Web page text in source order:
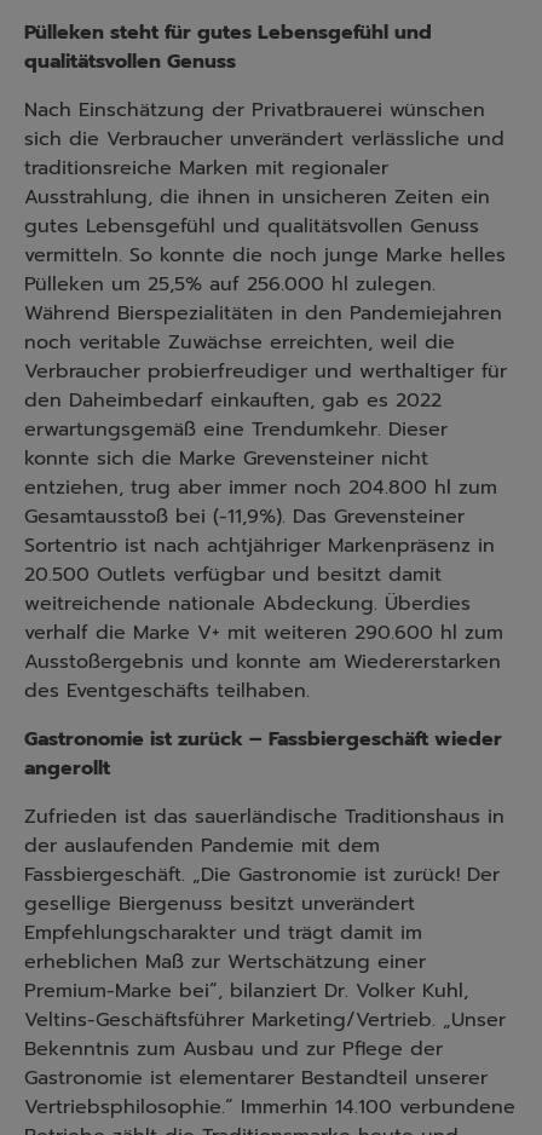
Pülleken steht für gutes Lebensgefühl und
qualitätsvollen Genuss
Nach Einschätzung der Privatbrauerei wünschen
sich die Verbraucher unverändert verlässliche und
traditionsreiche Marken mit regionaler
Ausstrahlung, die ihnen in unsicheren Zeiten ein
gutes Lebensgefühl und qualitätsvollen Genuss
vermitteln. So konnte die noch junge Marke helles
Pülleken um 25,5% auf 256.000 hl zulegen.
Während Bierspezialitäten in den Pandemiejahren
noch veritable Zuwächse erreichten, weil die
Verbraucher probierfreudiger und werthaltiger für
den Daheimbedarf einkauften, gab es 2022
erwartungsgemäß eine Trendumkehr. Dieser
konnte sich die Marke Grevensteiner nicht
entziehen, trug aber immer noch 204.800 hl zum
Gesamtausstoß bei (-11,9%). Das Grevensteiner
Sortentrio ist nach achtjähriger Markenpräsenz in
20.500 Outlets verfügbar und besitzt damit
weitreichende nationale Abdeckung. Überdies
verhalf die Marke V+ mit weiteren 290.600 hl zum
Ausstoßergebnis und konnte am Wiedererstarken
des Eventgeschäfts teilhaben.
Gastronomie ist zurück – Fassbiergeschäft wieder
angerollt
Zufrieden ist das sauerländische Traditionshaus in
der auslaufenden Pandemie mit dem
Fassbiergeschäft. „Die Gastronomie ist zurück! Der
gesellige Biergenuss besitzt unverändert
Empfehlungscharakter und trägt damit im
erheblichen Maß zur Wertschätzung einer
Premium-Marke bei“, bilanziert Dr. Volker Kuhl,
Veltins-Geschäftsführer Marketing/Vertrieb. „Unser
Bekenntnis zum Ausbau und zur Pflege der
Gastronomie ist elementarer Bestandteil unserer
Vertriebsphilosophie.“ Immerhin 14.100 verbundene